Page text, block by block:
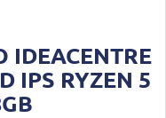
IDEACENTRE
IPS RYZEN 5